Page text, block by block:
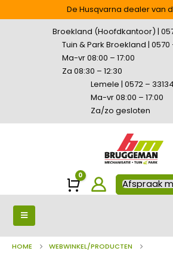
De Husqvarna dealer van
Broekland (Hoofdkantoor) |
Tuin & Park Broekland | 0570
Ma-vr 08:00 – 17:00
Za 08:30 – 12:30
Lemele | 0572 –
Ma-vr 08:00 – 17:00
Za/zo gesloten
Winkelwagen
0
Afspraak
HOME
WEBWINKEL/PRODUCTEN